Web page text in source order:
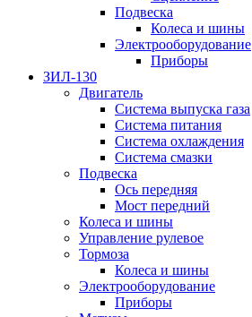
Подвеска
Колеса и шины
Электрооборудование
Приборы
ЗИЛ-130
Двигатель
Система выпуска газа
Система питания
Система охлаждения
Система смазки
Подвеска
Ось передняя
Мост передний
Колеса и шины
Управление рулевое
Тормоза
Колеса и шины
Электрооборудование
Приборы